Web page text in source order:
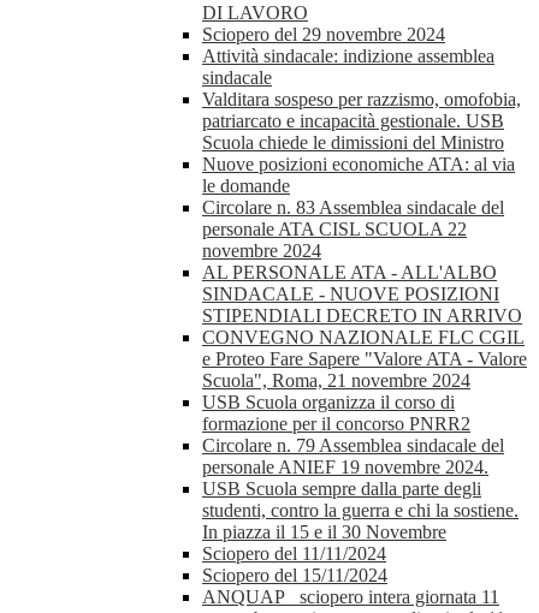
DI LAVORO
Sciopero del 29 novembre 2024
Attività sindacale: indizione assemblea
sindacale
Valditara sospeso per razzismo, omofobia,
patriarcato e incapacità gestionale. USB
Scuola chiede le dimissioni del Ministro
Nuove posizioni economiche ATA: al via
le domande
Circolare n. 83 Assemblea sindacale del
personale ATA CISL SCUOLA 22
novembre 2024
AL PERSONALE ATA - ALL'ALBO
SINDACALE - NUOVE POSIZIONI
STIPENDIALI DECRETO IN ARRIVO
CONVEGNO NAZIONALE FLC CGIL
e Proteo Fare Sapere "Valore ATA - Valore
Scuola", Roma, 21 novembre 2024
USB Scuola organizza il corso di
formazione per il concorso PNRR2
Circolare n. 79 Assemblea sindacale del
personale ANIEF 19 novembre 2024.
USB Scuola sempre dalla parte degli
studenti, contro la guerra e chi la sostiene.
In piazza il 15 e il 30 Novembre
Sciopero del 11/11/2024
Sciopero del 15/11/2024
ANQUAP_ sciopero intera giornata 11